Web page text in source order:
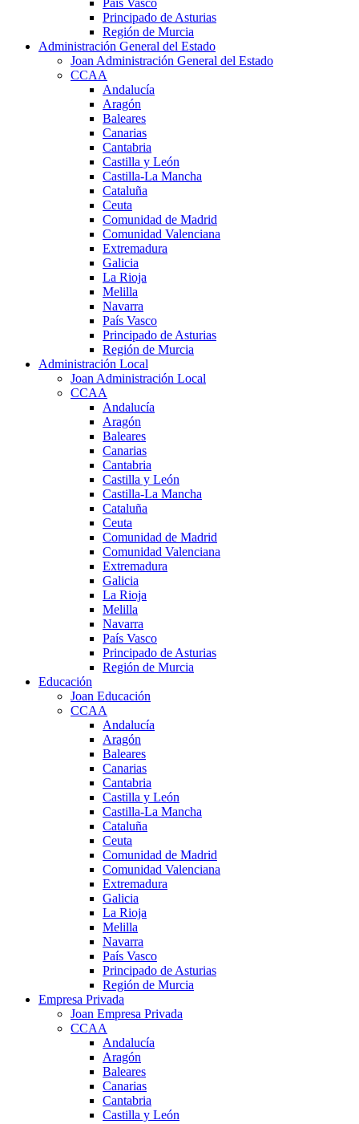
Principado de Asturias
Región de Murcia
Administración General del Estado
Joan Administración General del Estado
CCAA
Andalucía
Aragón
Baleares
Canarias
Cantabria
Castilla y León
Castilla-La Mancha
Cataluña
Ceuta
Comunidad de Madrid
Comunidad Valenciana
Extremadura
Galicia
La Rioja
Melilla
Navarra
País Vasco
Principado de Asturias
Región de Murcia
Administración Local
Joan Administración Local
CCAA
Andalucía
Aragón
Baleares
Canarias
Cantabria
Castilla y León
Castilla-La Mancha
Cataluña
Ceuta
Comunidad de Madrid
Comunidad Valenciana
Extremadura
Galicia
La Rioja
Melilla
Navarra
País Vasco
Principado de Asturias
Región de Murcia
Educación
Joan Educación
CCAA
Andalucía
Aragón
Baleares
Canarias
Cantabria
Castilla y León
Castilla-La Mancha
Cataluña
Ceuta
Comunidad de Madrid
Comunidad Valenciana
Extremadura
Galicia
La Rioja
Melilla
Navarra
País Vasco
Principado de Asturias
Región de Murcia
Empresa Privada
Joan Empresa Privada
CCAA
Andalucía
Aragón
Baleares
Canarias
Cantabria
Castilla y León